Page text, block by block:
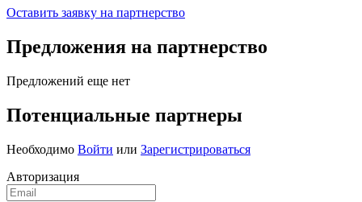
Оставить заявку на партнерство
Предложения на партнерство
Предложений еще нет
Потенциальные партнеры
Необходимо Войти или Зарегистрироваться
Авторизация